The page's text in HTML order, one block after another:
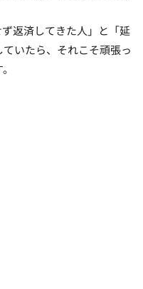
返済してきた人」と「延
いたら、それこそ頑張っ